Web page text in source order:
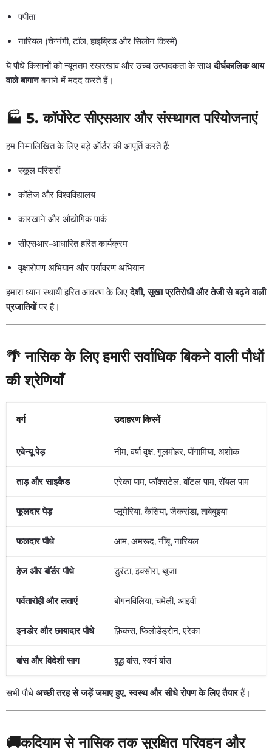
पपीता
नारियल (चेन्नंगी, टॉल, हाइब्रिड और सिलोन किस्में)
ये पौधे किसानों को न्यूनतम रखरखाव और उच्च उत्पादकता के साथदीर्घकालिक आय
वाले बागानबनाने में मदद करते हैं।
🏭 5.कॉर्पोरेट सीएसआर और संस्थागत परियोजनाएं
हम निम्नलिखित के लिए बड़े ऑर्डर की आपूर्ति करते हैं:
स्कूल परिसरों
कॉलेज और विश्वविद्यालय
कारखाने और औद्योगिक पार्क
सीएसआर-आधारित हरित कार्यक्रम
वृक्षारोपण अभियान और पर्यावरण अभियान
हमारा ध्यान स्थायी हरित आवरण के लिएदेशी, सूखा प्रतिरोधी और तेजी से बढ़ने वाली
प्रजातियोंपर है।
🌴 नासिक के लिए हमारी सर्वाधिक बिकने वाली पौधों
की श्रेणियाँ
वर्ग उदाहरण किस्में
एवेन्यू पेड़ नीम, वर्षा वृक्ष, गुलमोहर, पोंगामिया, अशोक
ताड़ और साइकैड एरेका पाम, फॉक्सटेल, बॉटल पाम, रॉयल पाम
फूलदार पेड़ प्लूमेरिया, कैसिया, जैकरांडा, ताबेबुइया
फलदार पौधे आम, अमरूद, नींबू, नारियल
हेज और बॉर्डर पौधे डुरंटा, इक्सोरा, थूजा
पर्वतारोही और लताएं बोगनविलिया, चमेली, आइवी
इनडोर और छायादार पौधे फ़िकस, फिलोडेंड्रोन, एरेका
बांस और विदेशी साग बुद्ध बांस, स्वर्ण बांस
सभी पौधे अच्छी तरह से जड़ें जमाए हुए, स्वस्थ और सीधे रोपण के लिए तैयारहैं।
🚚कदियाम से नासिक तक सुरक्षित परिवहन और